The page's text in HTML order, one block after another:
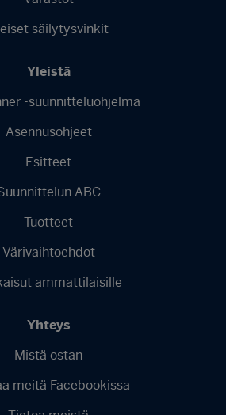
säilytysvinkit
Yleistä
-suunnitteluohjelma
Asennusohjeet
Esitteet
ABC
Tuotteet
Värivaihtoehdot
ammattilaisille
Yhteys
Mistä ostan
meitä Facebookissa